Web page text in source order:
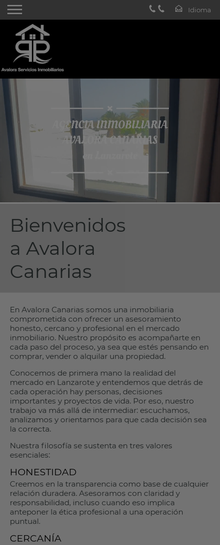
Bienvenidos
a Avalora
Canarias
En Avalora Canarias somos una inmobiliaria
comprometida con ofrecer un asesoramiento
honesto, cercano y profesional en el mercado
inmobiliario. Nuestro propósito es acompañarte en
cada paso del proceso, ya sea que estés pensando en
comprar, vender o alquilar una propiedad.
Conocemos de primera mano la realidad del
mercado en Lanzarote y entendemos que detrás de
cada operación hay personas, decisiones
importantes y proyectos de vida. Por eso, nuestro
trabajo va más allá de intermediar: escuchamos,
analizamos y orientamos para que cada decisión sea
la correcta.
Nuestra filosofía se sustenta en tres valores
esenciales:
HONESTIDAD
Creemos en la transparencia como base de cualquier
relación duradera. Asesoramos con claridad y
responsabilidad, incluso cuando eso implica
anteponer la ética profesional a una operación
puntual.
CERCANÍA